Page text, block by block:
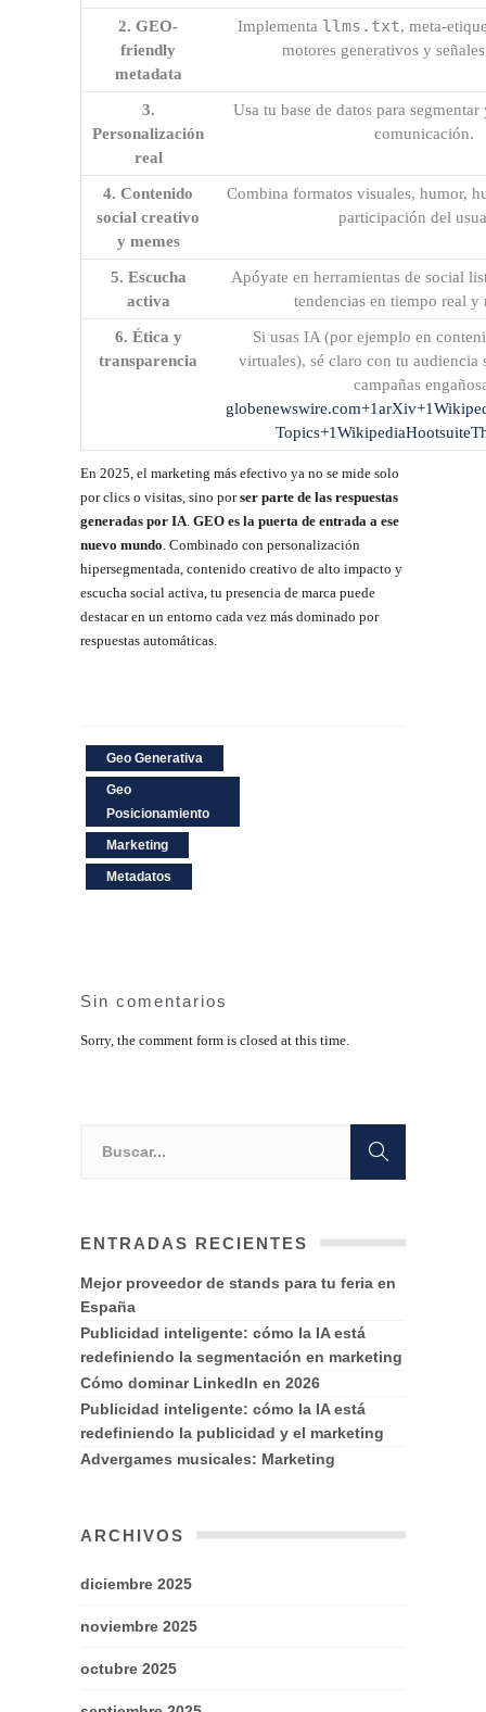
2. GEO-
friendly
metadata
Implementa llms.txt,
motores generativos y
3.
Personalización
real
Usa tu base de datos para
comunicación.
4. Contenido
social creativo
y memes
Combina formatos visuales, humor,
participación del
5. Escucha
activa
Apóyate en herramientas de social
tendencias en tiempo real y
6. Ética y
transparencia
Si usas IA (por ejemplo en
virtuales), sé claro con tu audiencia
campañas
globenewswire.com+1arXiv+1
Topics+1WikipediaHootsuite
En 2025, el marketing más efectivo ya no se mide solo
por clics o visitas, sino porser parte de las respuestas
generadas por IA GEO es la puerta de entrada a ese
nuevo mundo . Combinado con personalización
hipersegmentada, contenido creativo de alto impacto y
escucha social activa, tu presencia de marca puede
destacar en un entorno cada vez más dominado por
respuestas automáticas.
Geo Generativa
Geo
Posicionamiento
Marketing
Metadatos
Sin comentarios
Sorry, the comment form is closed at this time.
ENTRADAS RECIENTES
Mejor proveedor de stands para tu feria en
España
Publicidad inteligente: cómo la IA está
redefiniendo la segmentación en marketing
Cómo dominar LinkedIn en 2026
Publicidad inteligente: cómo la IA está
redefiniendo la publicidad y el marketing
Advergames musicales: Marketing
ARCHIVOS
diciembre 2025
noviembre 2025
octubre 2025